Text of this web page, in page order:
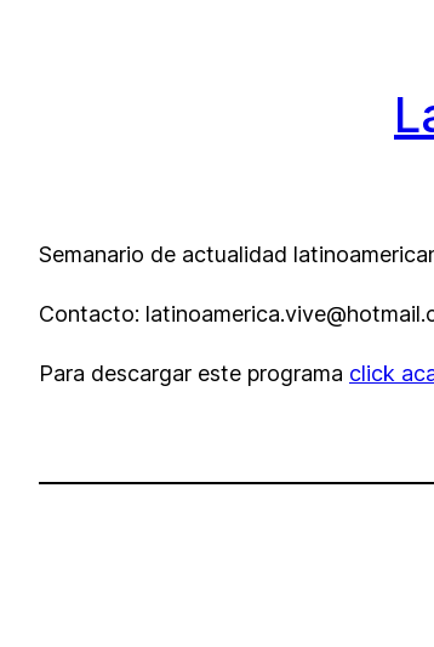
Semanario de actualidad
Contacto:
Para descargar este programa click